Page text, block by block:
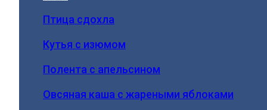
Птица сдохла
Кутья с изюмом
Полента с апельсином
Овсяная каша с жареными яблоками